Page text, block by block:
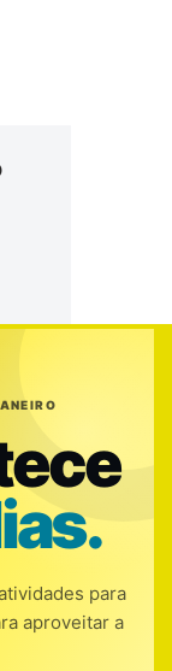
para
aproveitar a